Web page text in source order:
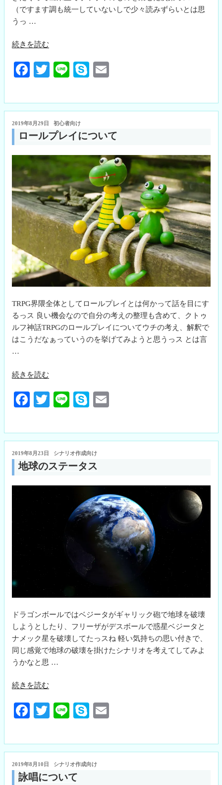
（ですます調も統一していないしで少々読みずらいとは思
うっ …
“十
夜
の
力”
続きを読む
Fa
bo
ok
T
tte
r
Li S
pe
E
ail
投
2019年8月29日 初心者向け
ロールプレイについて
TRPG界隈全体としてロールプレイとは何かって話を目にす
るっス 良い機会なので自分の考えの整理も含めて、クトゥ
ルフ神話TRPGのロールプレイについてウチの考え、解釈で
はこうだなぁっていうのを挙げてみようと思うっス とは言
…
“ロ
ル
プ
イ
つ
い
の
続きを読む
Fa
bo
ok
T
tte
r
Li
S
pe ail
投
日:
2019年8月23日 シナリオ作成向け
地球のステータス
ドラゴンボールではベジータがギャリック砲で地球を破壊
しようとしたり、フリーザがデスボールで惑星ベジータと
ナメック星を破壊してたっスね 軽い気持ちの思い付きで、
同じ感覚で地球の破壊を掛けたシナリオを考えてしてみよ
うかなと思 …
“地
の
ス
ー
ス”
の
続きを読む
Fa
bo
ok
T
tte
r
Li
S
pe ail
投
日:
2019年8月10日 シナリオ作成向け
詠唱について